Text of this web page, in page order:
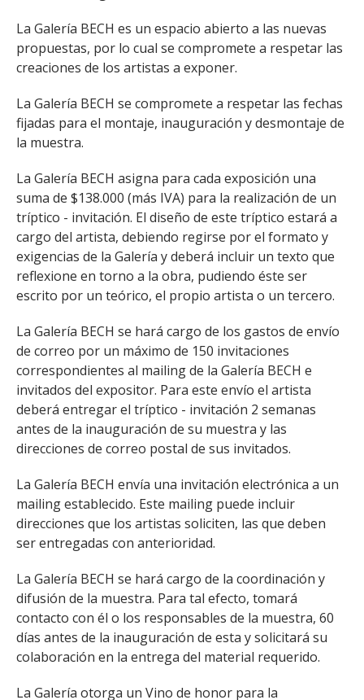
La Galería BECH es un espacio abierto a las nuevas
propuestas, por lo cual se compromete a respetar las
creaciones de los artistas a exponer.
La Galería BECH se compromete a respetar las fechas
fijadas para el montaje, inauguración y desmontaje de
la muestra.
La Galería BECH asigna para cada exposición una
suma de $138.000 (más IVA) para la realización de un
tríptico - invitación. El diseño de este tríptico estará a
cargo del artista, debiendo regirse por el formato y
exigencias de la Galería y deberá incluir un texto que
reflexione en torno a la obra, pudiendo éste ser
escrito por un teórico, el propio artista o un tercero.
La Galería BECH se hará cargo de los gastos de envío
de correo por un máximo de 150 invitaciones
correspondientes al mailing de la Galería BECH e
invitados del expositor. Para este envío el artista
deberá entregar el tríptico - invitación 2 semanas
antes de la inauguración de su muestra y las
direcciones de correo postal de sus invitados.
La Galería BECH envía una invitación electrónica a un
mailing establecido. Este mailing puede incluir
direcciones que los artistas soliciten, las que deben
ser entregadas con anterioridad.
La Galería BECH se hará cargo de la coordinación y
difusión de la muestra. Para tal efecto, tomará
contacto con él o los responsables de la muestra, 60
días antes de la inauguración de esta y solicitará su
colaboración en la entrega del material requerido.
La Galería otorga un Vino de honor para la